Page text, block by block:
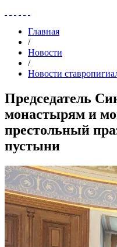
Главная
/
Новости
/
Новости
Председатель
монастырям и
престольный
пустыни